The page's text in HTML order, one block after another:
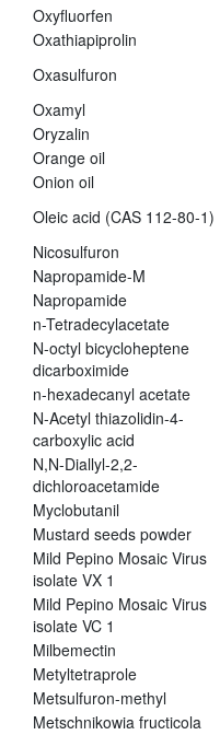
Oxyfluorfen
Oxathiapiprolin
Oxasulfuron
Oxamyl
Oryzalin
Orange oil
Onion oil
Oleic acid (CAS 112-80-1)
Nicosulfuron
Napropamide-M
Napropamide
n-Tetradecylacetate
N-octyl bicycloheptene
dicarboximide
n-hexadecanyl acetate
N-Acetyl thiazolidin-4-
carboxylic acid
N,N-Diallyl-2,2-
dichloroacetamide
Myclobutanil
Mustard seeds powder
Mild Pepino Mosaic Virus
isolate VX 1
Mild Pepino Mosaic Virus
isolate VC 1
Milbemectin
Metyltetraprole
Metsulfuron-methyl
Metschnikowia fructicola